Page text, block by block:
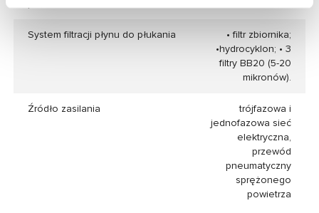
System filtracji płynu do płukania
• filtr zbiornika;
•hydrocyklon; • 3
filtry BB20 (5-20
mikronów).
Źródło zasilania
trójfazowa i
jednofazowa sieć
elektryczna,
przewód
pneumatyczny
sprężonego
powietrza